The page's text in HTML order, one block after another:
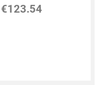
€123.54